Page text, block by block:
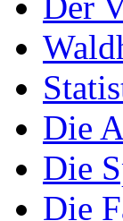
Die
Die
Die